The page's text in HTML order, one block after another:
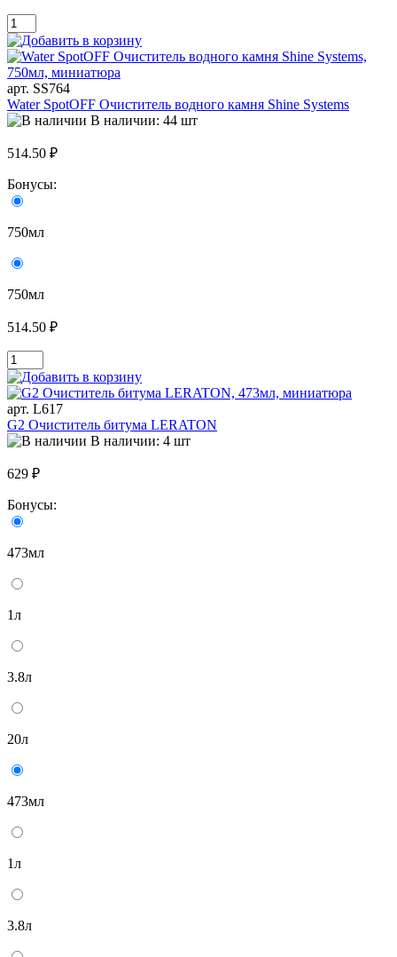
арт. SS764
Water SpotOFF Очиститель водного камня Shine Systems
В наличии: 44 шт
514.50 ₽
Бонусы:
750мл
750мл
514.50 ₽
арт. L617
G2 Очиститель битума LERATON
В наличии: 4 шт
629 ₽
Бонусы:
473мл
1л
3.8л
20л
473мл
1л
3.8л